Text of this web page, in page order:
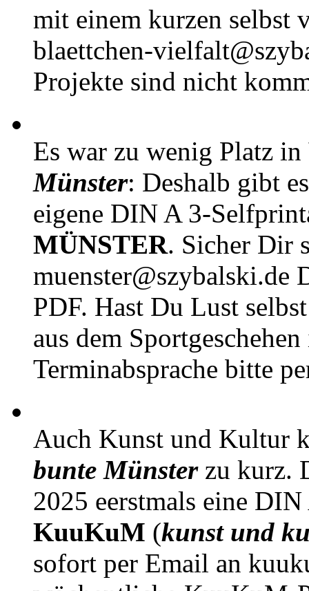
mit einem kurzen selbst
blaettchen-
Projekte sind nicht
Es war zu wenig Platz in
Münster: Deshalb gibt
eigene DIN A 3-
MÜNSTER. Sicher Dir
muenster@szybalski.de
PDF. Hast Du Lust
aus dem
Terminabsprache bitte
Auch Kunst und Kultur
bunte Münsterzu kurz.
2025 eerstmals eine
KuuKuM (kunst und
sofort per Email an